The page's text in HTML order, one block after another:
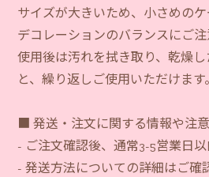
サイズが大きいため、小さめの
デコレーションのバランスにご注
使用後は汚れを拭き取り、乾燥
と、繰り返しご使用いただけます。
■ 発送・注文に関する情報や注
- ご注文確認後、通常3-5営業日
- 発送方法についての詳細はご確